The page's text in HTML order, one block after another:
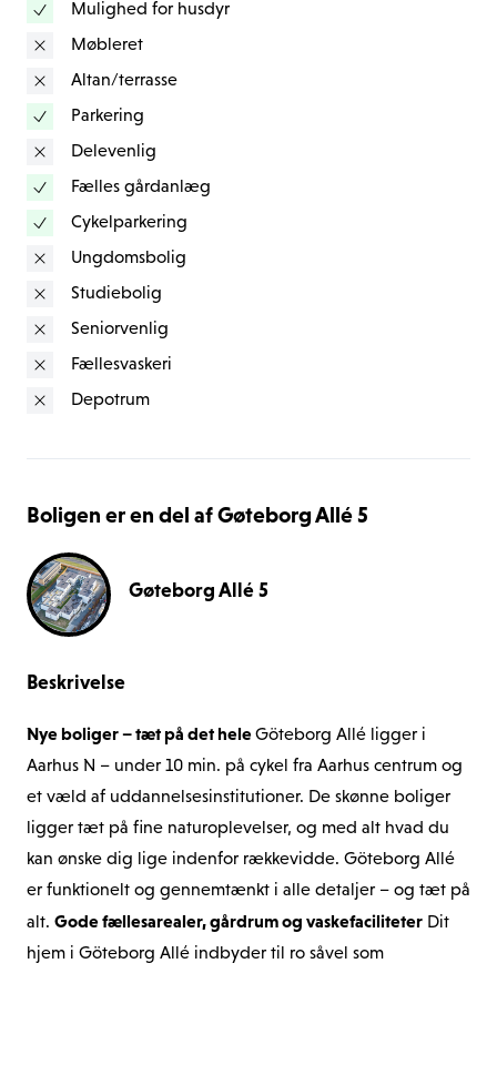
Mulighed for husdyr
Møbleret
Altan/terrasse
Parkering
Delevenlig
Fælles gårdanlæg
Cykelparkering
Ungdomsbolig
Studiebolig
Seniorvenlig
Fællesvaskeri
Depotrum
Boligen er en del af Gøteborg Allé 5
Gøteborg Allé 5
Beskrivelse
Nye boliger – tæt på det hele Göteborg Allé ligger i
Aarhus N – under 10 min. på cykel fra Aarhus centrum og
et væld af uddannelsesinstitutioner. De skønne boliger
ligger tæt på fine naturoplevelser, og med alt hvad du
kan ønske dig lige indenfor rækkevidde. Göteborg Allé
er funktionelt og gennemtænkt i alle detaljer – og tæt på
alt. Gode fællesarealer, gårdrum og vaskefaciliteter Dit
hjem i Göteborg Allé indbyder til ro såvel som